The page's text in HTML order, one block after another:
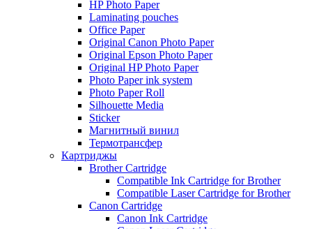
HP Photo Paper
Laminating pouches
Office Paper
Original Canon Photo Paper
Original Epson Photo Paper
Original HP Photo Paper
Photo Paper ink system
Photo Paper Roll
Silhouette Media
Sticker
Магнитный винил
Термотрансфер
Картриджы
Brother Cartridge
Compatible Ink Cartridge for Brother
Compatible Laser Cartridge for Brother
Canon Cartridge
Canon Ink Cartridge